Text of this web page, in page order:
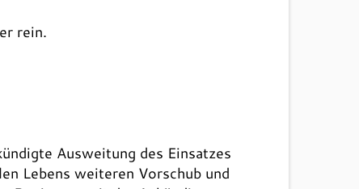
rein.
Ausweitung des Einsatzes
Lebens weiteren Vorschub und